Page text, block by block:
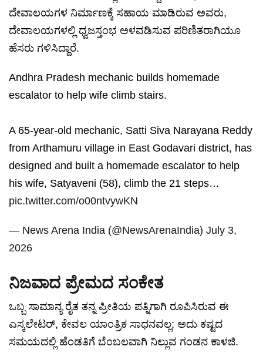
ದೇವಾಲಯಗಳ ನಿರ್ಮಾಣಕ್ಕೆ ಸಹಾಯ ಮಾಡಿರುವ ಅವರು,
ದೇವಾಲಯಗಳಲ್ಲಿ ಧ್ವಜಸ್ತಂಭ ಅಳವಡಿಸುವ ಪರಿಣಿತರಾಗಿಯೂ
ಹೆಸರು ಗಳಿಸಿದ್ದಾರೆ.
Andhra Pradesh mechanic builds homemade
escalator to help wife climb stairs.
A 65-year-old mechanic, Satti Siva Narayana Reddy
from Arthamuru village in East Godavari district, has
designed and built a homemade escalator to help
his wife, Satyaveni (58), climb the 21 steps…
pic.twitter.com/o00ntvywKN
— News Arena India (@NewsArenaIndia) July 3,
2026
ನಿಜವಾದ ಪ್ರೇಮದ ಸಂಕೇತ
ಒಬ್ಬ ಸಾಮಾನ್ಯ ರೈತ ತನ್ನ ಪ್ರೀತಿಯ ಪತ್ನಿಗಾಗಿ ರೂಪಿಸಿರುವ ಈ
ಎಸ್ಕಲೇಟರ್, ಕೇವಲ ಯಾಂತ್ರಿಕ ಸಾಧನವಲ್ಲ; ಅದು ಕಷ್ಟದ
ಸಮಯದಲ್ಲಿ ಹೆಂಡತಿಗೆ ಬೆಂಬಲವಾಗಿ ನಿಲ್ಲುವ ಗಂಡನ ಕಾಳಜಿ.